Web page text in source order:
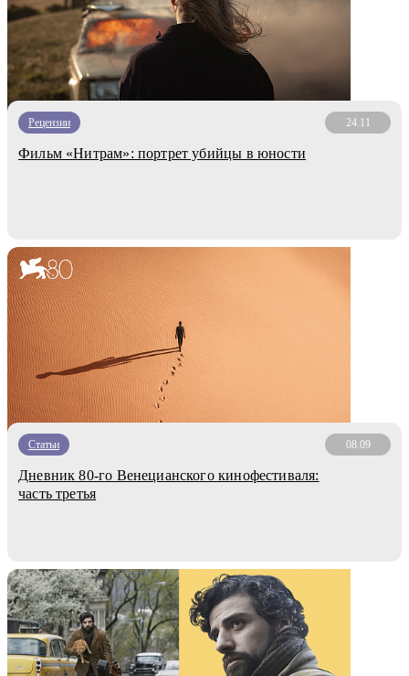
Рецензии 24.11
Фильм «Нитрам»: портрет убийцы в юности
Статьи 08.09
Дневник 80-го Венецианского кинофестиваля:
часть третья